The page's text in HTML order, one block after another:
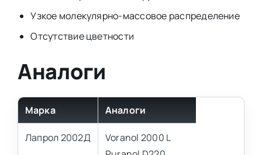
Узкое молекулярно-массовое распределение
Отсутствие цветности
Аналоги
Марка Аналоги
Лапрол 2002Д
Voranol 2000 L